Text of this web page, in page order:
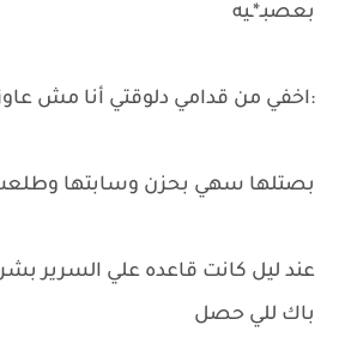
بعصبـ*ـيه
:اخفي من قدامي دلوقتي أنا مش
بصتلها سهي بحزن وسابتها
عند ليل كانت قاعده علي السرير
باك للي حصل